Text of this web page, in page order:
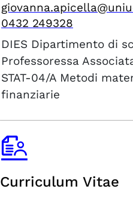
0432 249328
DIES Dipartimento di
Professoressa
STAT-04/A Metodi
finanziarie
Curriculum Vitae